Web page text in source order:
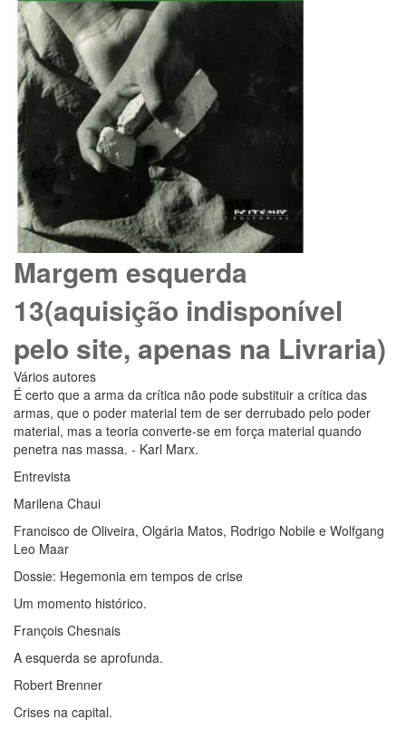
Margem esquerda
13(aquisição indisponível
pelo site, apenas na Livraria)
Vários autores
É certo que a arma da crítica não pode substituir a crítica das
armas, que o poder material tem de ser derrubado pelo poder
material, mas a teoria converte-se em força material quando
penetra nas massa. - Karl Marx.
Entrevista
Marilena Chaui
Francisco de Oliveira, Olgária Matos, Rodrigo Nobile e Wolfgang
Leo Maar
Dossie: Hegemonia em tempos de crise
Um momento histórico.
François Chesnais
A esquerda se aprofunda.
Robert Brenner
Crises na capital.